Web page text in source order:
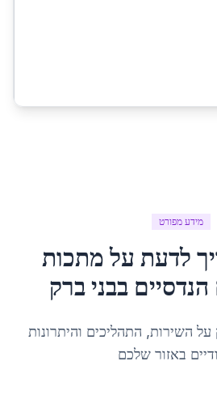
מידע מפורט
לדעת עלמתכות
בבני ברק
השירות, התהליכים והיתרונות
באזור שלכם